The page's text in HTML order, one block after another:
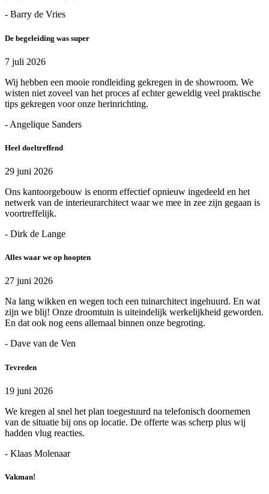
- Barry de Vries
De begeleiding was super
7 juli 2026
Wij hebben een mooie rondleiding gekregen in de showroom. We
wisten niet zoveel van het proces af echter geweldig veel praktische
tips gekregen voor onze herinrichting.
- Angelique Sanders
Heel doeltreffend
29 juni 2026
Ons kantoorgebouw is enorm effectief opnieuw ingedeeld en het
netwerk van de interieurarchitect waar we mee in zee zijn gegaan is
voortreffelijk.
- Dirk de Lange
Alles waar we op hoopten
27 juni 2026
Na lang wikken en wegen toch een tuinarchitect ingehuurd. En wat
zijn we blij! Onze droomtuin is uiteindelijk werkelijkheid geworden.
En dat ook nog eens allemaal binnen onze begroting.
- Dave van de Ven
Tevreden
19 juni 2026
We kregen al snel het plan toegestuurd na telefonisch doornemen
van de situatie bij ons op locatie. De offerte was scherp plus wij
hadden vlug reacties.
- Klaas Molenaar
Vakman!